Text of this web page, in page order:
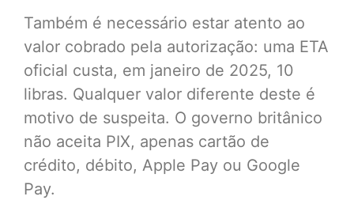
Também é necessário estar atento ao
valor cobrado pela autorização: uma ETA
oficial custa, em janeiro de 2025, 10
libras. Qualquer valor diferente deste é
motivo de suspeita. O governo britânico
não aceita PIX, apenas cartão de
crédito, débito, Apple Pay ou Google
Pay.